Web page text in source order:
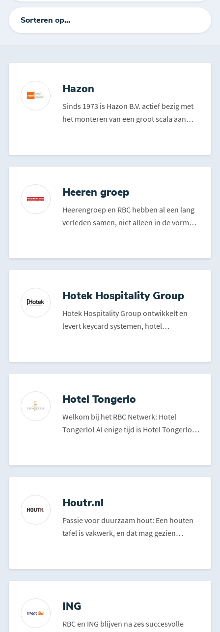
Sorteren op...
Hazon
Sinds 1973 is Hazon B.V. actief bezig met
het monteren van een groot scala aan
Heeren groep
Heerengroep en RBC hebben al een lang
verleden samen, niet alleen in de vorm
Hotek Hospitality Group
Hotek Hospitality Group ontwikkelt en
levert keycard systemen, hotel
Hotel Tongerlo
Welkom bij het RBC Netwerk: Hotel
Tongerlo! Al enige tijd is Hotel Tongerlo
Houtr.nl
Passie voor duurzaam hout: Een houten
tafel is vakwerk, en dat mag gezien
ING
RBC en ING blijven na zes succesvolle